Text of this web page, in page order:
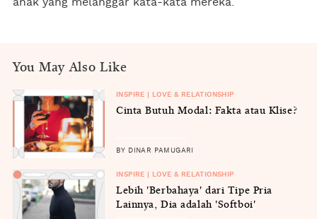
You May Also Like
INSPIRE | LOVE & RELATIONSHIP
Cinta Butuh Modal: Fakta atau Klise?
BY DINAR PAMUGARI
INSPIRE | LOVE & RELATIONSHIP
Lebih 'Berbahaya' dari Tipe Pria
Lainnya, Dia adalah 'Softboi'